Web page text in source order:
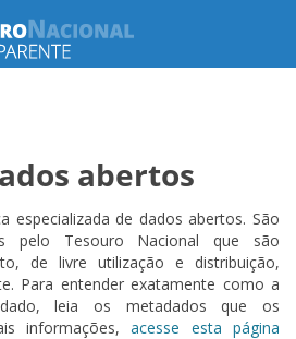
abertos
especializada de dados abertos. São
pelo Tesouro Nacional que são
de livre utilização e distribuição,
Para entender exatamente como a
leia os metadados que os
informações,acesse esta página